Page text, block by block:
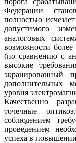
Федерации
полностью
допустимого
аналоговых
возможности
(по сравнению с
высокие
экранированный
дополнительных
уровня
Качественно
точечные
соблюдением
проведением
успеха в